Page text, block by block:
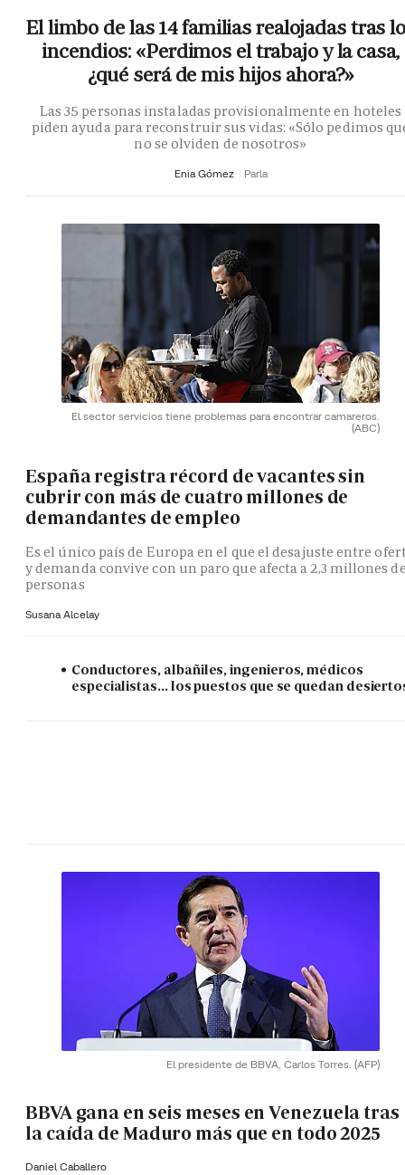
El limbo de las 14 familias realojadas tras
incendios: «Perdimos el trabajo y la casa,
¿qué será de mis hijos ahora?»
Las 35 personas instaladas provisionalmente en hoteles
piden ayuda para reconstruir sus vidas: «Sólo pedimos
no se olviden de nosotros»
Enia Gómez Parla
El sector servicios tiene problemas para encontrar camareros.
(ABC)
España registra récord de vacantes sin
cubrir con más de cuatro millones de
demandantes de empleo
Es el único país de Europa en el que el desajuste entre
y demanda convive con un paro que afecta a 2,3 millones
personas
Susana Alcelay
Conductores, albañiles, ingenieros, médicos
especialistas... los puestos que se quedan
El presidente de BBVA, Carlos Torres. (AFP)
BBVA gana en seis meses en Venezuela tras
la caída de Maduro más que en todo 2025
Daniel Caballero